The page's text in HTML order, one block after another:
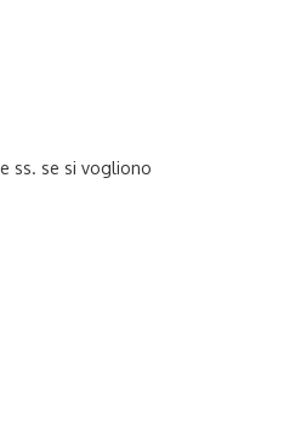
ss. se si vogliono